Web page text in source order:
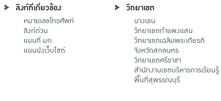
ลิงก์ที่เกี่ยวข้อง
หมายเลขโทรศัพท์
ลิงก์ด่วน
แผนที่ มก.
แผนผังเว็บไซต์
วิทยาเขต
บางเขน
วิทยาเขตกําแพงแสน
วิทยาเขตเฉลิมพระเกียรติ
จังหวัดสกลนคร
วิทยาเขตศรีราชา
สำนักงานเขตบริหารการเรียนรู้
พื้นที่สุพรรณบุรี